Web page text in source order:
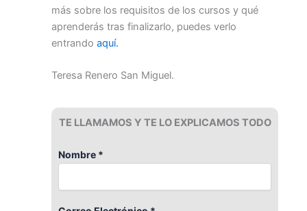
más sobre los requisitos de los cursos y qué
aprenderás tras finalizarlo, puedes verlo
entrando aquí.
Teresa Renero San Miguel.
TE LLAMAMOS Y TE LO EXPLICAMOS TODO
Nombre *